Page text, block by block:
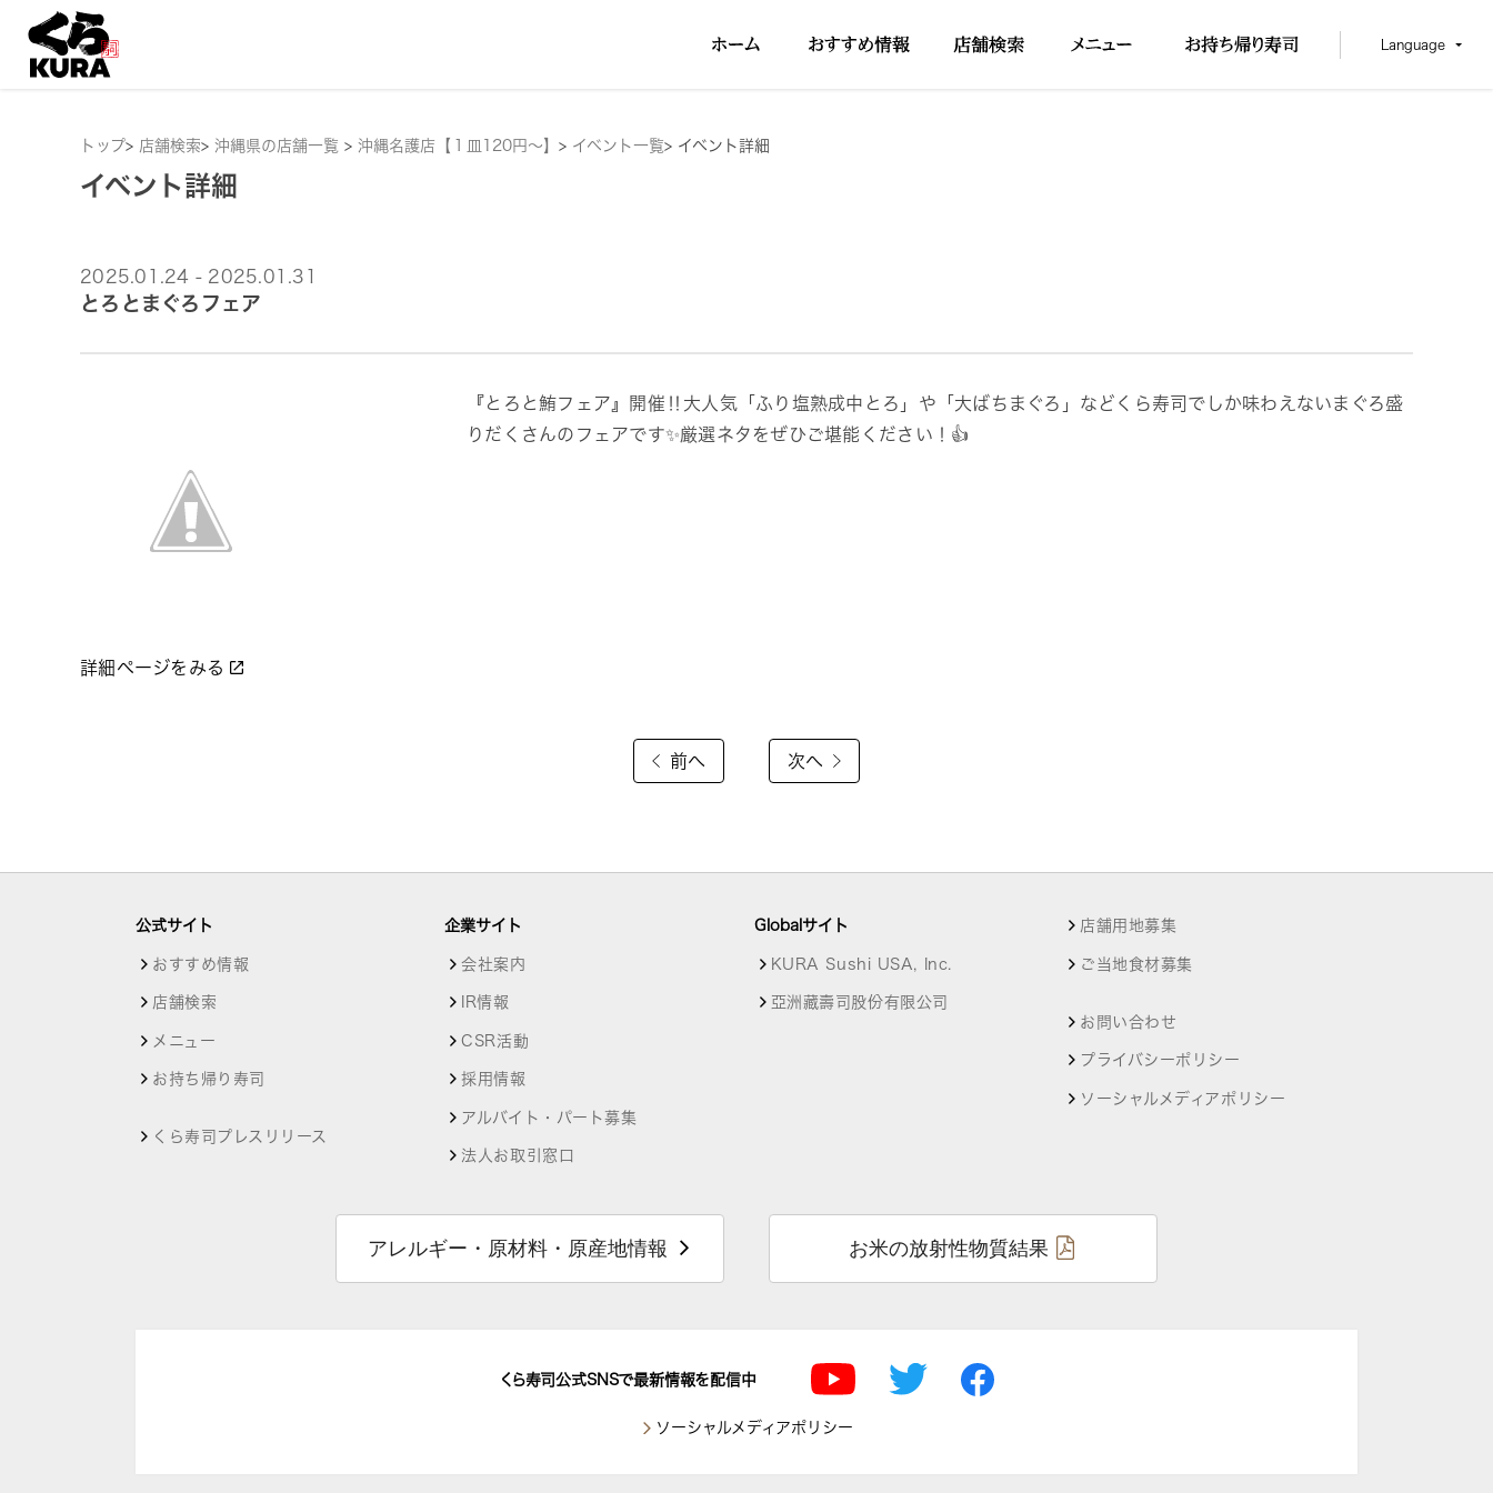
Language
トップ> 店舗検索> 沖縄県の店舗一覧 > 沖縄名護店【１皿120円～】 > イベント一覧> イベント詳細
イベント詳細
2025.01.24 - 2025.01.31
とろとまぐろフェア
詳細ページをみる
『とろと鮪フェア』開催‼大人気「ふり塩熟成中とろ」や「大ばちまぐろ」などくら寿司でしか味わえないまぐろ盛
りだくさんのフェアです✨️厳選ネタをぜひご堪能ください！👍
前へ 次へ
公式サイト
おすすめ情報
店舗検索
メニュー
お持ち帰り寿司
くら寿司プレスリリース
企業サイト
会社案内
IR情報
CSR活動
採用情報
アルバイト・パート募集
法人お取引窓口
Globalサイト
KURA Sushi USA, Inc.
亞洲藏壽司股份有限公司
店舗用地募集
ご当地食材募集
お問い合わせ
プライバシーポリシー
ソーシャルメディアポリシー
アレルギー・原材料・原産地情報 お米の放射性物質結果
くら寿司公式SNSで最新情報を配信中
ソーシャルメディアポリシー